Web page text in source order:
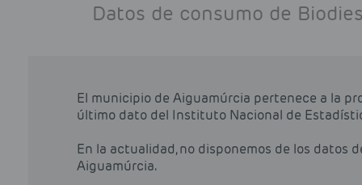
Datos de consumo de
El municipio de Aiguamúrcia pertenece a la
último dato del Instituto Nacional de
En la actualidad, no disponemos de los datos
Aiguamúrcia.